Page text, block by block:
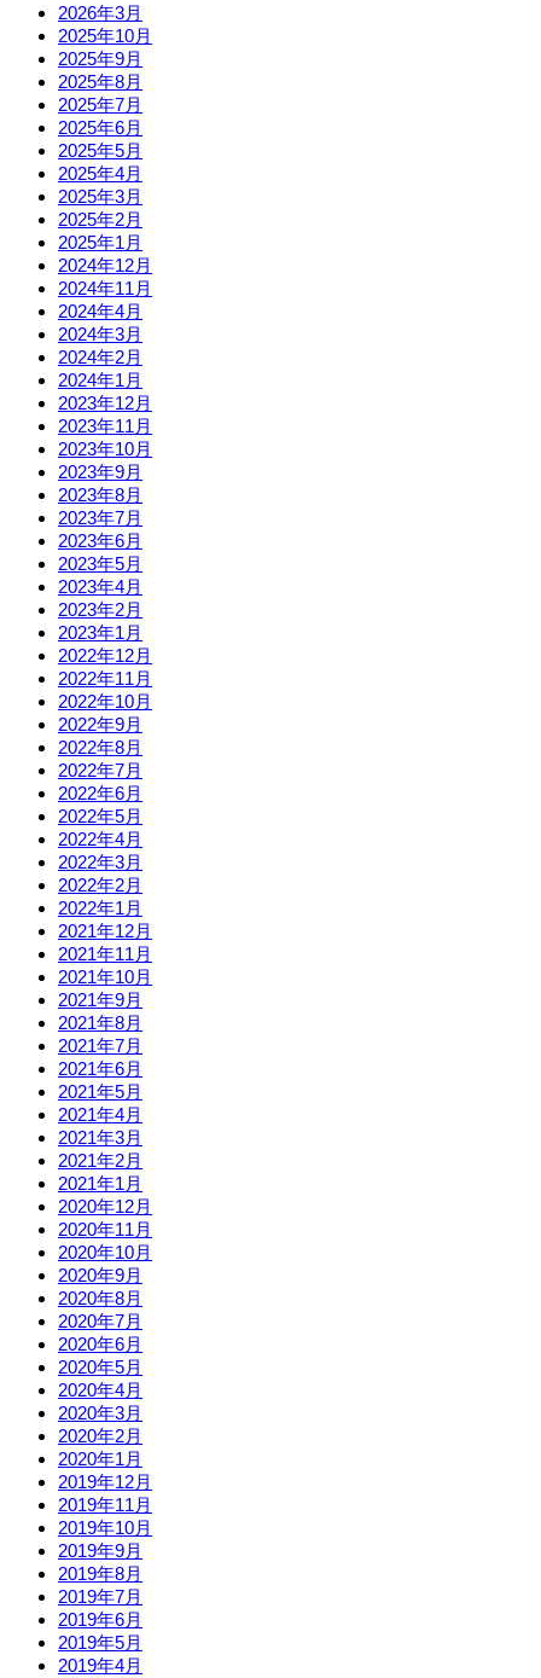
2026年3月
2025年10月
2025年9月
2025年8月
2025年7月
2025年6月
2025年5月
2025年4月
2025年3月
2025年2月
2025年1月
2024年12月
2024年11月
2024年4月
2024年3月
2024年2月
2024年1月
2023年12月
2023年11月
2023年10月
2023年9月
2023年8月
2023年7月
2023年6月
2023年5月
2023年4月
2023年2月
2023年1月
2022年12月
2022年11月
2022年10月
2022年9月
2022年8月
2022年7月
2022年6月
2022年5月
2022年4月
2022年3月
2022年2月
2022年1月
2021年12月
2021年11月
2021年10月
2021年9月
2021年8月
2021年7月
2021年6月
2021年5月
2021年4月
2021年3月
2021年2月
2021年1月
2020年12月
2020年11月
2020年10月
2020年9月
2020年8月
2020年7月
2020年6月
2020年5月
2020年4月
2020年3月
2020年2月
2020年1月
2019年12月
2019年11月
2019年10月
2019年9月
2019年8月
2019年7月
2019年6月
2019年5月
2019年4月